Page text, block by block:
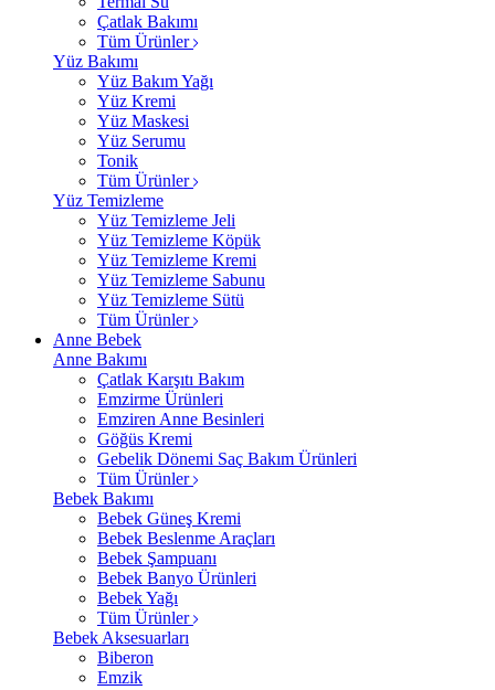
Çatlak Bakımı
Tüm Ürünler
Yüz Bakımı
Yüz Bakım Yağı
Yüz Kremi
Yüz Maskesi
Yüz Serumu
Tonik
Tüm Ürünler
Yüz Temizleme
Yüz Temizleme Jeli
Yüz Temizleme Köpük
Yüz Temizleme Kremi
Yüz Temizleme Sabunu
Yüz Temizleme Sütü
Tüm Ürünler
Anne Bebek
Anne Bakımı
Çatlak Karşıtı Bakım
Emzirme Ürünleri
Emziren Anne Besinleri
Göğüs Kremi
Gebelik Dönemi Saç Bakım Ürünleri
Tüm Ürünler
Bebek Bakımı
Bebek Güneş Kremi
Bebek Beslenme Araçları
Bebek Şampuanı
Bebek Banyo Ürünleri
Bebek Yağı
Tüm Ürünler
Bebek Aksesuarları
Biberon
Emzik